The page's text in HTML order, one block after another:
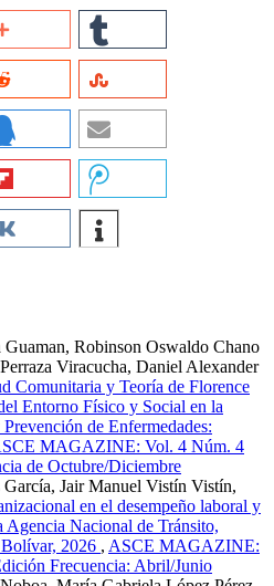
Guaman, Robinson Oswaldo Chano
Viracucha, Daniel Alexander
Comunitaria y Teoría de Florence
Entorno Físico y Social en la
de Enfermedades:
MAGAZINE: Vol. 4 Núm. 4
de Octubre/Diciembre
García, Jair Manuel Vistín Vistín,
en el desempeño laboral y
Agencia Nacional de Tránsito,
2026 , ASCE MAGAZINE:
Frecuencia: Abril/Junio